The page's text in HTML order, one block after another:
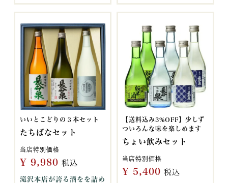
いいとこどりの３本セット
たちばなセット
当店特別価格
¥ 9,980 税込
滝沢本店が誇る酒をを詰め
【送料込み3%OFF】少しず
ついろんな味を楽しめます
ちょい飲みセット
当店特別価格
¥ 5,400 税込